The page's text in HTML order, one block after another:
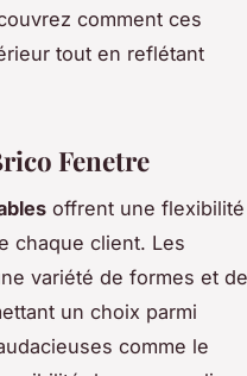
comment ces
tout en reflétant
Fenetre
offrent une flexibilité
chaque client. Les
variété de formes et de
un choix parmi
comme le